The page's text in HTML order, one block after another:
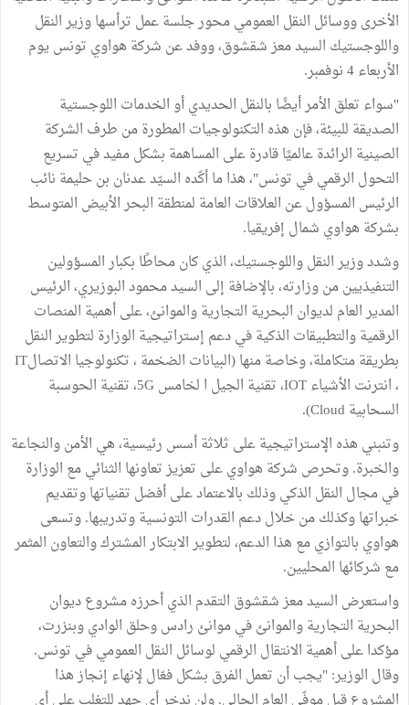
الأخرى ووسائل النقل العمومي محور جلسة عمل ترأسها وزير النقل
واللوجستيك السيد معز شقشوق، ووفد عن شركة هواوي تونس يوم
الأربعاء 4 نوفمبر.
"سواء تعلق الأمر أيضًا بالنقل الحديدي أو الخدمات اللوجستية
الصديقة للبيئة، فإن هذه التكنولوجيات المطورة من طرف الشركة
الصينية الرائدة عالميًا قادرة على المساهمة بشكل مفيد في تسريع
التحول الرقمي في تونس"، هذا ما أكّده السيّد عدنان بن حليمة نائب
الرئيس المسؤول عن العلاقات العامة لمنطقة البحر الأبيض المتوسط
بشركة هواوي شمال إفريقيا.
وشدد وزير النقل واللوجستيك، الذي كان محاطًا بكبار المسؤولين
التنفيذيين من وزارته، بالإضافة إلى السيد محمود البوزيري، الرئيس
المدير العام لديوان البحرية التجارية والموانئ، على أهمية المنصات
الرقمية والتطبيقات الذكية في دعم إستراتيجية الوزارة لتطوير النقل
بطريقة متكاملة، وخاصة منها (البيانات الضخمة ، تكنولوجيا الاتصالIT
، انترنت الأشياء IOT، تقنية الجيل ا لخامس 5G، تقنية الحوسبة
السحابية Cloud).
وتنبني هذه الإستراتيجية على ثلاثة أسس رئيسية، هي الأمن والنجاعة
والخبرة. وتحرص شركة هواوي على تعزيز تعاونها الثنائي مع الوزارة
في مجال النقل الذكي وذلك بالاعتماد على أفضل تقنياتها وتقديم
خبراتها وكذلك من خلال دعم القدرات التونسية وتدريبها. وتسعى
هواوي بالتوازي مع هذا الدعم، لتطوير الابتكار المشترك والتعاون المثمر
مع شركائها المحليين.
واستعرض السيد معز شقشوق التقدم الذي أحرزه مشروع ديوان
البحرية التجارية والموانئ في موانئ رادس وحلق الوادي وبنزرت،
مؤكدا على أهمية الانتقال الرقمي لوسائل النقل العمومي في تونس.
وقال الوزير: "يجب أن تعمل الفرق بشكل فعّال لإنهاء إنجاز هذا